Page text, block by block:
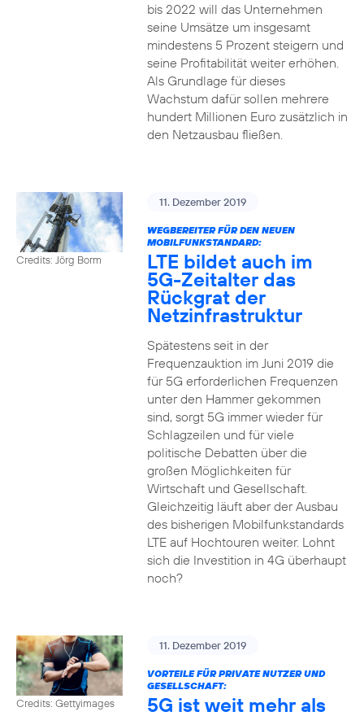
bis 2022 will das Unternehmen
seine Umsätze um insgesamt
mindestens 5 Prozent steigern und
seine Profitabilität weiter erhöhen.
Als Grundlage für dieses
Wachstum dafür sollen mehrere
hundert Millionen Euro zusätzlich in
den Netzausbau fließen.
Credits: Jörg Borm
11. Dezember 2019
WEGBEREITER FÜR DEN NEUEN
MOBILFUNKSTANDARD:
LTE bildet auch im
5G-Zeitalter das
Rückgrat der
Netzinfrastruktur
Spätestens seit in der
Frequenzauktion im Juni 2019 die
für 5G erforderlichen Frequenzen
unter den Hammer gekommen
sind, sorgt 5G immer wieder für
Schlagzeilen und für viele
politische Debatten über die
großen Möglichkeiten für
Wirtschaft und Gesellschaft.
Gleichzeitig läuft aber der Ausbau
des bisherigen Mobilfunkstandards
LTE auf Hochtouren weiter. Lohnt
sich die Investition in 4G überhaupt
noch?
Credits: Gettyimages
11. Dezember 2019
VORTEILE FÜR PRIVATE NUTZER UND
GESELLSCHAFT:
5G ist weit mehr als